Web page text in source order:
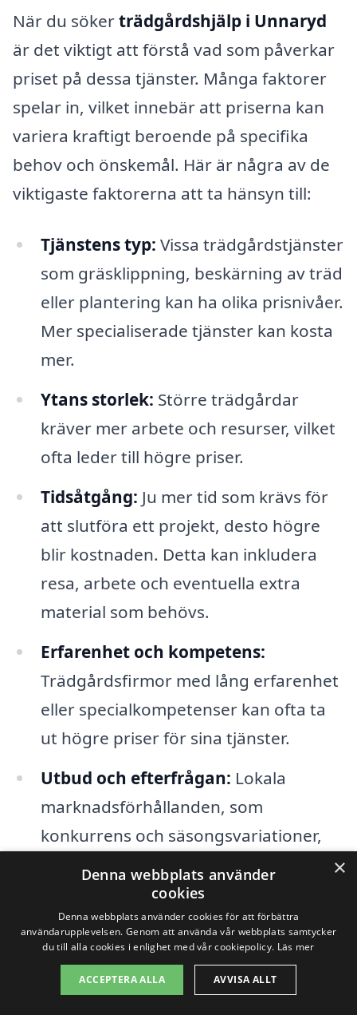
När du sökerträdgårdshjälp i Unnaryd
är det viktigt att förstå vad som påverkar
priset på dessa tjänster. Många faktorer
spelar in, vilket innebär att priserna kan
variera kraftigt beroende på specifika
behov och önskemål. Här är några av de
viktigaste faktorerna att ta hänsyn till:
Tjänstens typ: Vissa trädgårdstjänster
som gräsklippning, beskärning av träd
eller plantering kan ha olika prisnivåer.
Mer specialiserade tjänster kan kosta
mer.
Ytans storlek: Större trädgårdar
kräver mer arbete och resurser, vilket
ofta leder till högre priser.
Tidsåtgång: Ju mer tid som krävs för
att slutföra ett projekt, desto högre
blir kostnaden. Detta kan inkludera
resa, arbete och eventuella extra
material som behövs.
Erfarenhet och kompetens:
Trädgårdsfirmor med lång erfarenhet
eller specialkompetenser kan ofta ta
ut högre priser för sina tjänster.
Utbud och efterfrågan: Lokala
marknadsförhållanden, som
konkurrens och säsongsvariationer,
kan också påverka priserna.
Genom att förstå dessa faktorer kan du
lättare jämföra olika erbjudanden och
hitta den bästaträdgårdshjälpen i
Unnaryd. Det rekommenderas alltid att
×
Denna webbplats använder
cookies
Denna webbplats använder cookies för att förbättra
användarupplevelsen. Genom att använda vår webbplats samtycker
du till alla cookies i enlighet med vår cookiepolicy. Läs mer
ACCEPTERA ALLA AVVISA ALLT